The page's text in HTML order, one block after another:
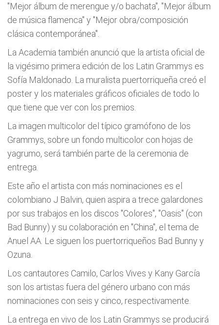
"Mejor álbum de merengue y/o bachata", "Mejor álbum
de música flamenca" y "Mejor obra/composición
clásica contemporánea".
La Academia también anunció que la artista oficial de
la vigésimo primera edición de los Latin Grammys es
Sofía Maldonado. La muralista puertorriqueña creó el
poster y los materiales gráficos oficiales de todo lo
que tiene que ver con los premios.
La imagen multicolor del típico gramófono de los
Grammys, sobre un fondo multicolor con hojas de
yagrumo, será también parte de la ceremonia de
entrega.
Este año el artista con más nominaciones es el
colombiano J Balvin, quien aspira a trece galardones
por sus trabajos en los discos "Colores", "Oasis" (con
Bad Bunny) y su colaboración en "China", el tema de
Anuel AA. Le siguen los puertorriqueños Bad Bunny y
Ozuna.
Los cantautores Camilo, Carlos Vives y Kany García
son los artistas fuera del género urbano con más
nominaciones con seis y cinco, respectivamente.
La entrega en vivo de los Latin Grammys se producirá